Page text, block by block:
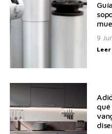
9
Leer
qué